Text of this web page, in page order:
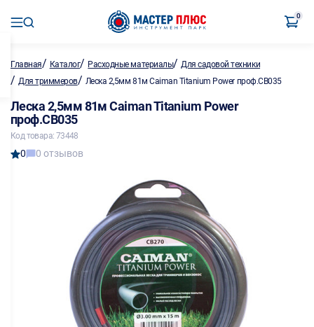
0
Главная/ Каталог/ Расходные материалы/Для садовой техники
/ Для триммеров/ Леска 2,5мм 81м Caiman Titanium Power проф.CB035
Леска 2,5мм 81м Caiman Titanium Power
проф.CB035
Код товара: 73448
0 0 отзывов